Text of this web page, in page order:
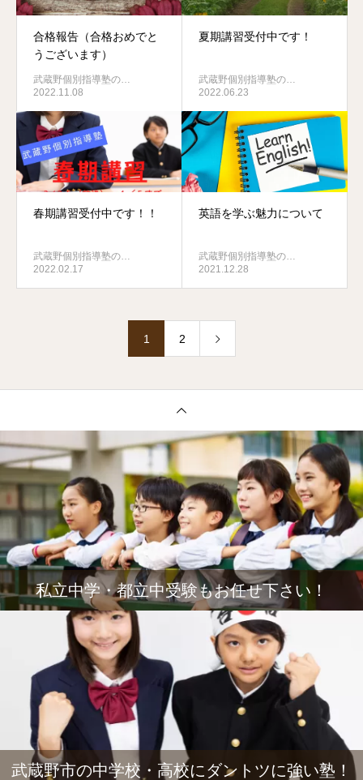
合格報告（合格おめでと
うございます）
武蔵野個別指導塾の…
2022.11.08
夏期講習受付中です！
武蔵野個別指導塾の…
2022.06.23
春期講習受付中です！！
武蔵野個別指導塾の…
2022.02.17
英語を学ぶ魅力について
武蔵野個別指導塾の…
2021.12.28
1 2
私立中学・都立中受験もお任せ下さい！
武蔵野市の中学校・高校にダントツに強い塾！